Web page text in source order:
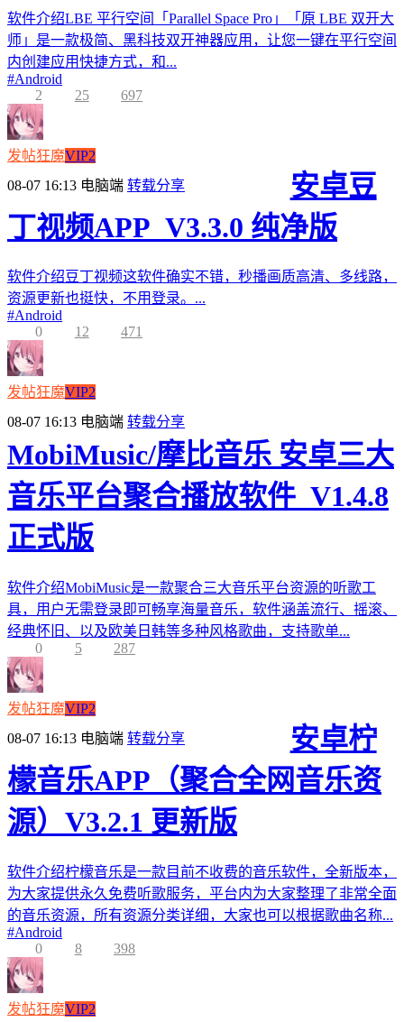
软件介绍LBE 平行空间「Parallel Space Pro」「原 LBE 双开大
师」是一款极简、黑科技双开神器应用，让您一键在平行空间
内创建应用快捷方式，和...
#Android
2
25 697
发帖狂魔VIP2
08-07 16:13 电脑端 转载分享
安卓豆
丁视频APP_V3.3.0 纯净版
软件介绍豆丁视频这软件确实不错，秒播画质高清、多线路，
资源更新也挺快，不用登录。...
#Android
0
12 471
发帖狂魔VIP2
08-07 16:13 电脑端 转载分享
MobiMusic/摩比音乐 安卓三大
音乐平台聚合播放软件_V1.4.8
正式版
软件介绍MobiMusic是一款聚合三大音乐平台资源的听歌工
具，用户无需登录即可畅享海量音乐，软件涵盖流行、摇滚、
经典怀旧、以及欧美日韩等多种风格歌曲，支持歌单...
0
5 287
发帖狂魔VIP2
08-07 16:13 电脑端 转载分享
安卓柠
檬音乐APP（聚合全网音乐资
源）V3.2.1 更新版
软件介绍柠檬音乐是一款目前不收费的音乐软件，全新版本，
为大家提供永久免费听歌服务，平台内为大家整理了非常全面
的音乐资源，所有资源分类详细，大家也可以根据歌曲名称...
#Android
0
8 398
发帖狂魔VIP2